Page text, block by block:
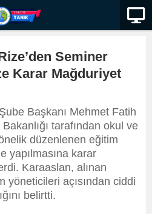
Seminer
Karar Mağduriyet
Başkanı Mehmet Fatih
tarafından okul ve
düzenlenen eğitim
yapılmasına karar
Karaaslan, alınan
yöneticileri açısından ciddi
belirtti.